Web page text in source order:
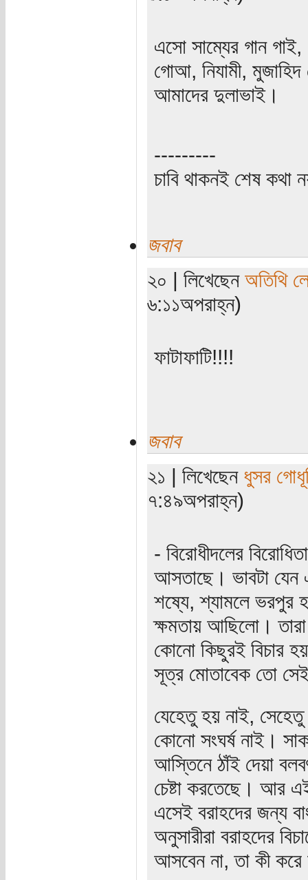
এসো সাম্যের গান গাই,
গোআ, নিযামী,
আমাদের দুলাভাই।
---------
চাবি থাকনই শেষ কথা
জবাব
২০ | লিখেছেন অতিথি
৬:১১অপরাহ্ন)
ফাটাফাটি!!!!
জবাব
২১ | লিখেছেন ধুসর
৭:৪৯অপরাহ্ন)
- বিরোধীদলের
আসতাছে। ভাবটা যেন
শষ্যে, শ্যামলে ভরপুর
ক্ষমতায় আছিলো। তারা
কোনো কিছুরই বিচার
সূত্র মোতাবেক তো
যেহেতু হয় নাই, সেহেতু
কোনো সংঘর্ষ নাই।
আস্তিনে ঠাঁই দেয়া
চেষ্টা করতেছে। আর
এসেই বরাহদের জন্য
অনুসারীরা বরাহদের
আসবেন না, তা কী